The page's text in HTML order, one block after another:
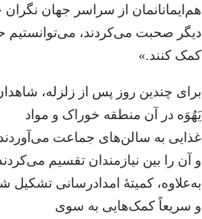
هم‌ایمانانمان از سراسر جهان نگران
دیگر صحبت می‌کردند،‏ می‌توانستیم
کمک کنند.‏»‏
برای چندین روز پس از زلزله،‏
یَهُوَه در آن منطقه خوراک و مواد
غذایی به سالن‌های جماعت
و آن را بین نیازمندان تقسیم
به‌علاوه،‏ کمیتهٔ امدادرسانی تشکیل
و سریعاً کمک‌هایی به سوی